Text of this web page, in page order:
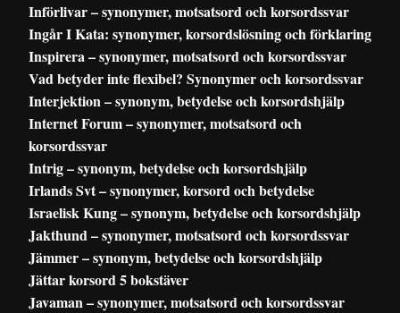
Införlivar – synonymer, motsatsord och korsordssvar
Ingår I Kata: synonymer, korsordslösning och förklaring
Inspirera – synonymer, motsatsord och korsordssvar
Vad betyder inte flexibel? Synonymer och korsordssvar
Interjektion – synonym, betydelse och korsordshjälp
Internet Forum – synonymer, motsatsord och
korsordssvar
Intrig – synonym, betydelse och korsordshjälp
Irlands Svt – synonymer, korsord och betydelse
Israelisk Kung – synonym, betydelse och korsordshjälp
Jakthund – synonymer, motsatsord och korsordssvar
Jämmer – synonym, betydelse och korsordshjälp
Jättar korsord 5 bokstäver
Javaman – synonymer, motsatsord och korsordssvar